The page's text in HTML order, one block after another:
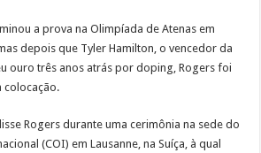
a prova na Olimpíada de Atenas em
depois que Tyler Hamilton, o vencedor da
ouro três anos atrás por doping, Rogers foi
colocação.
Rogers durante uma cerimônia na sede do
(COI) em Lausanne, na Suíça, à qual